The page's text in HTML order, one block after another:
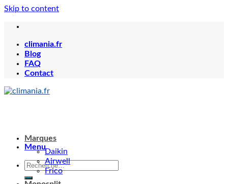
Skip to content
climania.fr
Blog
FAQ
Contact
Menu
Marques
Daikin
Airwell
Frico